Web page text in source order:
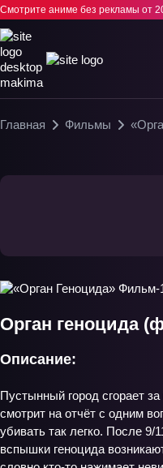
Смотрите аниме без рекламы от
Главная Фильмы
Орган геноцида
Описание:
Пустынный город сгорает
смотрит на отчёт с одним
убивать так легко. После 9/
вспышки геноцида